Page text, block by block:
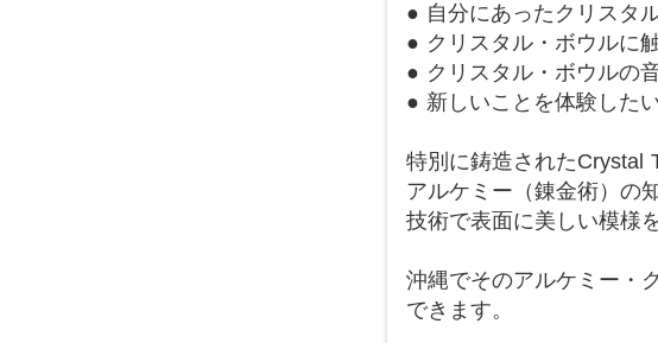
● 自分にあったクリスタ
● クリスタル・ボウルに
● クリスタル・ボウルの
● 新しいことを体験した
特別に鋳造されたCrystal
アルケミー（錬金術）の
技術で表面に美しい模様
沖縄でそのアルケミー・
できます。